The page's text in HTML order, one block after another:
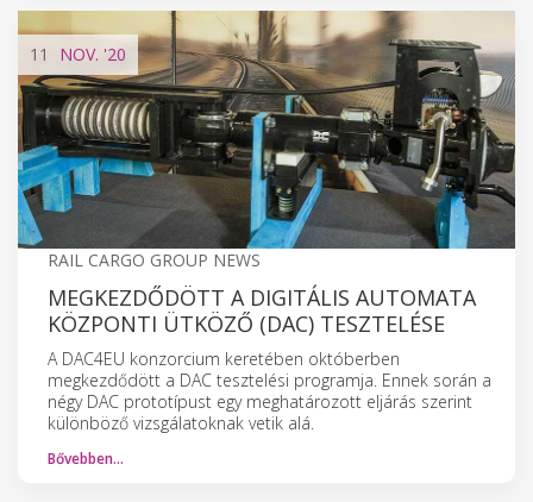
11 NOV. '20
RAIL CARGO GROUP NEWS
MEGKEZDŐDÖTT A DIGITÁLIS AUTOMATA
KÖZPONTI ÜTKÖZŐ (DAC) TESZTELÉSE
A DAC4EU konzorcium keretében októberben
megkezdődött a DAC tesztelési programja. Ennek során a
négy DAC prototípust egy meghatározott eljárás szerint
különböző vizsgálatoknak vetik alá.
Bővebben…